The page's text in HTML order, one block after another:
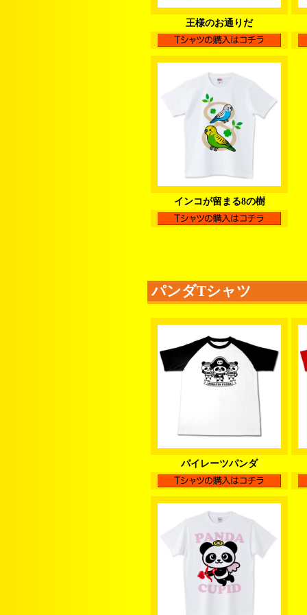
王様のお通りだ
インコが留まる8の樹
パンダTシャツ
パイレーツパンダ